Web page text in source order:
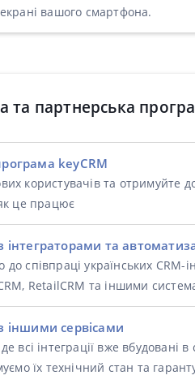
вашого смартфона.
та партнерська
keyCRM
користувачів та отримуйте
це працює
інтеграторами та
співпраці українських СRM-
RetailCRM та іншими
іншими сервісами
всі інтеграції вже
їх технічний стан та